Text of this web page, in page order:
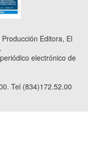
Editora, El
electrónico de
Tel (834)172.52.00